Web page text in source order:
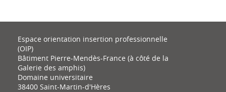
Espace orientation insertion professionnelle
(OIP)
Bâtiment Pierre-Mendès-France (à côté de la
Galerie des amphis)
Domaine universitaire
38400 Saint-Martin-d'Hères